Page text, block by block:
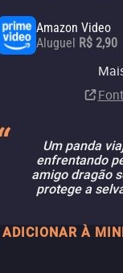
Amazon Video
Aluguel R$ 2,90
Apple TV Store
R$
Claro tv+
Assinatura
Vivo Play
Um panda
enfrentando
amigo dragão
protege a
ADICIONAR À